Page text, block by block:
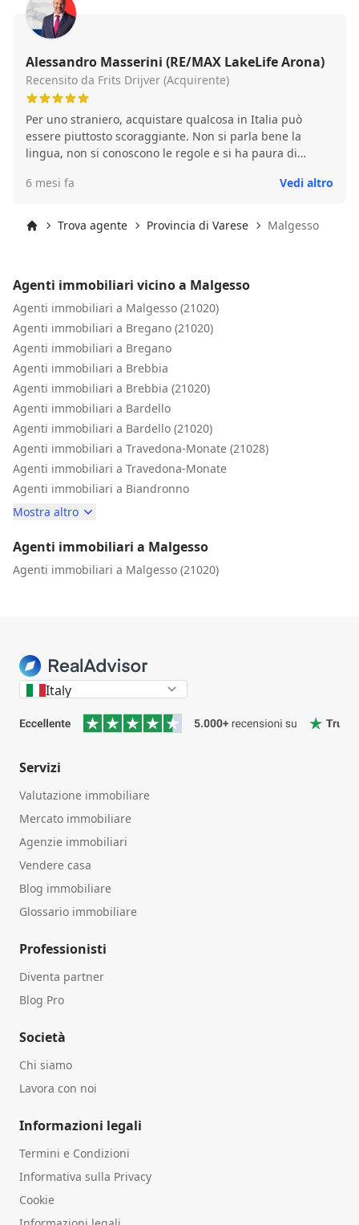
riuscita ad acquistare la mia nuova casa a Ispra, vivendo
questo importante cambiamento con serenità. Eileen mi
ha seguita con grande attenzione soprattutto in tutta la
parte burocratica, spesso complessa e stressante,
dimostrando sempre disponibilità, chiarezza e una rara
gentilezza. Vendere e acquistare casa è un momento
più semplice e tranquillo. Consiglio vivamente Eileen a
chiunque voglia affrontare questo percorso con
sicurezza e professionalità.
Alessandro Masserini (RE/MAX LakeLife Arona)
Recensito da Frits Drijver (Acquirente)
Per uno straniero, acquistare qualcosa in Italia può
essere piuttosto scoraggiante. Non si parla bene la
lingua, non si conoscono le regole e si ha paura di
questa sensazione fin dal primo momento. Non solo
capire, ma anche la sua dedizione e il suo impegno nel
fornirci tutte le informazioni di cui ha bisogno sono
gas, l'acqua e l'elettricità, ha reso il tutto incredibilmente
facile. Non solo abbiamo avuto un'esperienza fantastica
con Alessandro come agente immobiliare per l'acquisto
del nostro meraviglioso appartamento, ma abbiamo
anche stretto una buona amicizia.
6 mesi fa Vedi altro
Trova agente Provincia di Varese Malgesso
Agenti immobiliari vicino a Malgesso
Agenti immobiliari a Malgesso (21020)
Agenti immobiliari a Bregano (21020)
Agenti immobiliari a Bregano
Agenti immobiliari a Brebbia
Agenti immobiliari a Brebbia (21020)
Agenti immobiliari a Bardello
Agenti immobiliari a Bardello (21020)
Agenti immobiliari a Travedona-Monate (21028)
Agenti immobiliari a Travedona-Monate
Agenti immobiliari a Biandronno
Mostra altro
Agenti immobiliari a Malgesso
Agenti immobiliari a Malgesso (21020)
Italy
Servizi
Valutazione immobiliare
Mercato immobiliare
Agenzie immobiliari
Vendere casa
Blog immobiliare
Glossario immobiliare
Professionisti
Diventa partner
Blog Pro
Società
Chi siamo
Lavora con noi
Informazioni legali
Termini e Condizioni
Informativa sulla Privacy
Cookie